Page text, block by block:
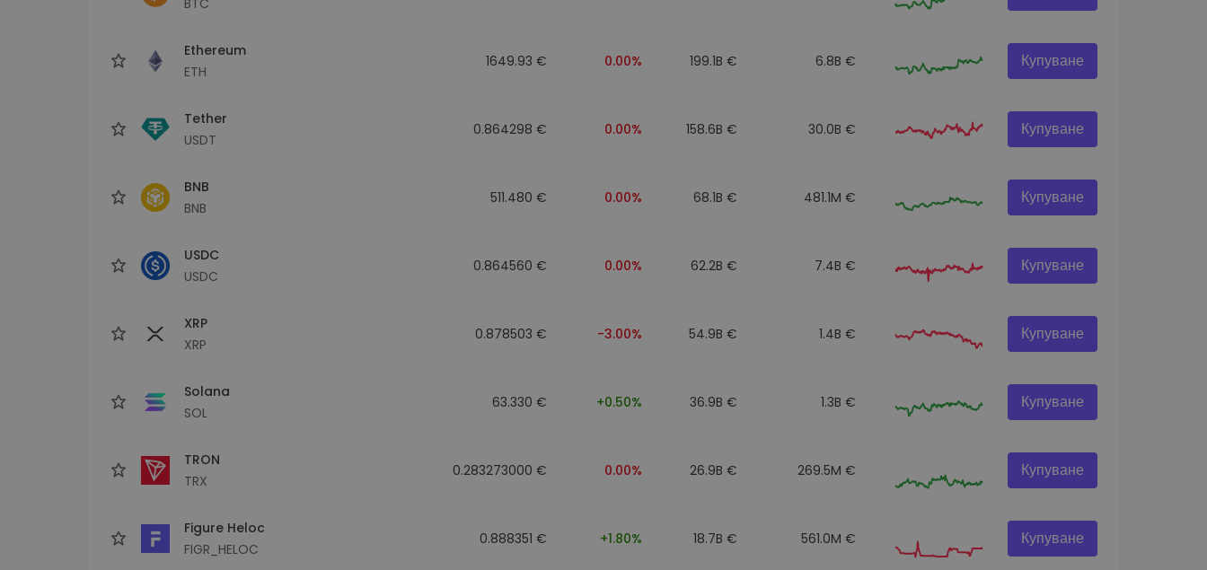
Ethereum
ETH
1649.93 € 0.00% 199.1B € 6.8B € Купуване
Tether
USDT
0.864298 € 0.00% 158.6B € 30.0B € Купуване
BNB
BNB
511.480 € 0.00% 68.1B € 481.1M € Купуване
USDC
USDC
0.864560 € 0.00% 62.2B € 7.4B € Купуване
XRP
XRP
0.878503 € -3.00% 54.9B € 1.4B € Купуване
Solana
SOL
63.330 € +0.50% 36.9B € 1.3B € Купуване
TRON
TRX
0.283273000 € 0.00% 26.9B € 269.5M € Купуване
Figure Heloc
FIGR_HELOC
0.888351 € +1.80% 18.7B € 561.0M € Купуване